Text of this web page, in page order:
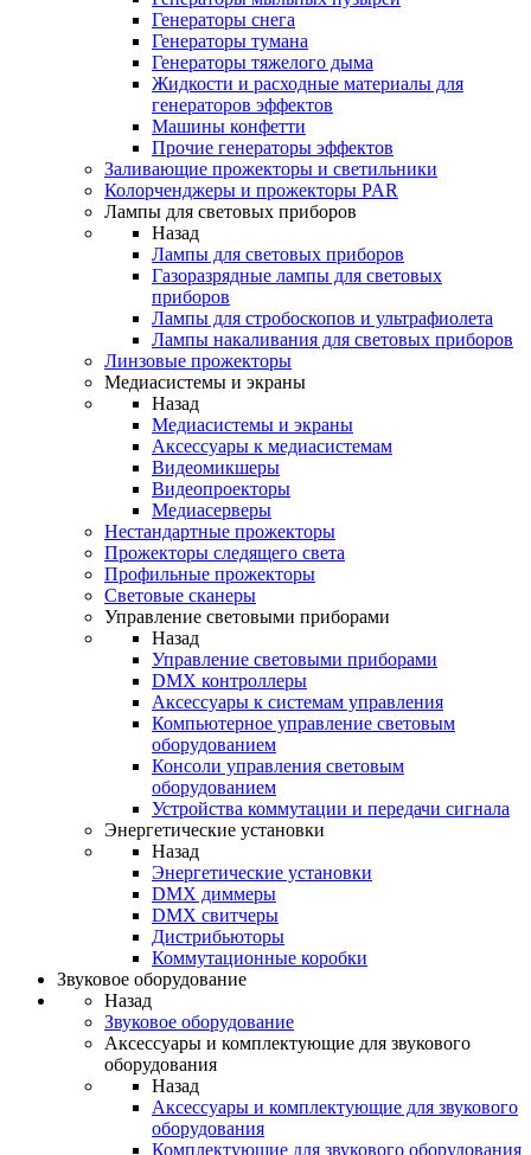
Генераторы снега
Генераторы тумана
Генераторы тяжелого дыма
Жидкости и расходные материалы для
генераторов эффектов
Машины конфетти
Прочие генераторы эффектов
Заливающие прожекторы и светильники
Колорченджеры и прожекторы PAR
Лампы для световых приборов
Назад
Лампы для световых приборов
Газоразрядные лампы для световых
приборов
Лампы для стробоскопов и ультрафиолета
Лампы накаливания для световых приборов
Линзовые прожекторы
Медиасистемы и экраны
Назад
Медиасистемы и экраны
Аксессуары к медиасистемам
Видеомикшеры
Видеопроекторы
Медиасерверы
Нестандартные прожекторы
Прожекторы следящего света
Профильные прожекторы
Световые сканеры
Управление световыми приборами
Назад
Управление световыми приборами
DMX контроллеры
Аксессуары к системам управления
Компьютерное управление световым
оборудованием
Консоли управления световым
оборудованием
Устройства коммутации и передачи сигнала
Энергетические установки
Назад
Энергетические установки
DMX диммеры
DMX свитчеры
Дистрибьюторы
Коммутационные коробки
Звуковое оборудование
Назад
Звуковое оборудование
Аксессуары и комплектующие для звукового
оборудования
Назад
Аксессуары и комплектующие для звукового
оборудования
Комплектующие для звукового оборудования